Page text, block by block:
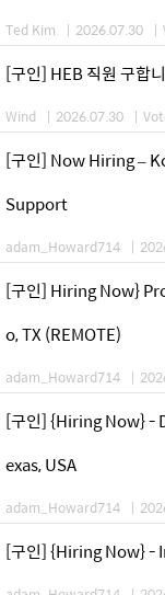
Ted Kim | 2026.07.30 |
[구인] HEB 직원 구합
Wind | 2026.07.30 |
[구인] Now Hiring –
Support
adam_Howard714 |
[구인] Hiring Now}
o, TX (REMOTE)
adam_Howard714 |
[구인] {Hiring Now} -
exas, USA
adam_Howard714 |
[구인] {Hiring Now} -